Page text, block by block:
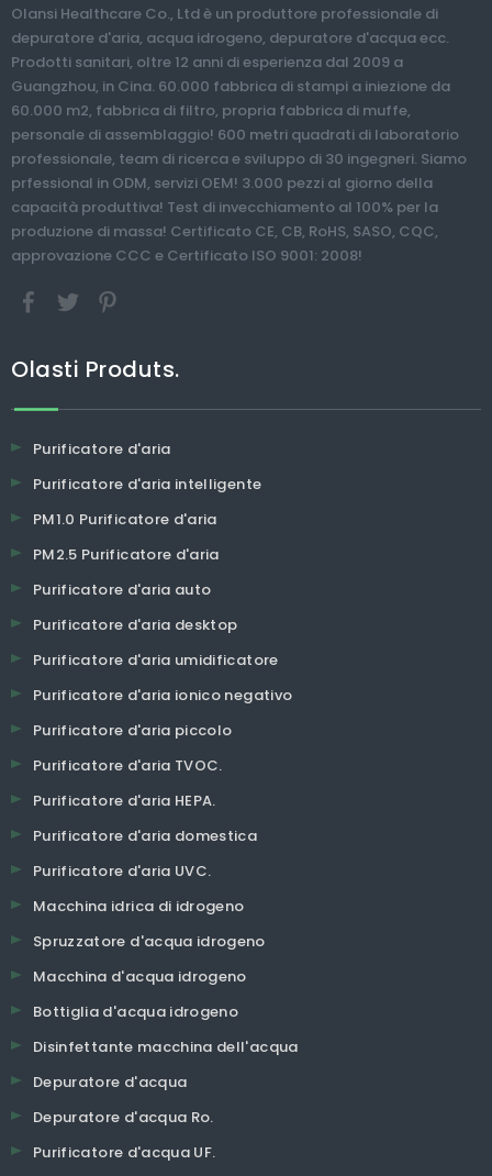
Olansi Healthcare Co., Ltd è un produttore professionale di
depuratore d'aria, acqua idrogeno, depuratore d'acqua ecc.
Prodotti sanitari, oltre 12 anni di esperienza dal 2009 a
Guangzhou, in Cina. 60.000 fabbrica di stampi a iniezione da
60.000 m2, fabbrica di filtro, propria fabbrica di muffe,
personale di assemblaggio! 600 metri quadrati di laboratorio
professionale, team di ricerca e sviluppo di 30 ingegneri. Siamo
prfessional in ODM, servizi OEM! 3.000 pezzi al giorno della
capacità produttiva! Test di invecchiamento al 100% per la
produzione di massa! Certificato CE, CB, RoHS, SASO, CQC,
approvazione CCC e Certificato ISO 9001: 2008!
Olasti Produts.
Purificatore d'aria
Purificatore d'aria intelligente
PM1.0 Purificatore d'aria
PM2.5 Purificatore d'aria
Purificatore d'aria auto
Purificatore d'aria desktop
Purificatore d'aria umidificatore
Purificatore d'aria ionico negativo
Purificatore d'aria piccolo
Purificatore d'aria TVOC.
Purificatore d'aria HEPA.
Purificatore d'aria domestica
Purificatore d'aria UVC.
Macchina idrica di idrogeno
Spruzzatore d'acqua idrogeno
Macchina d'acqua idrogeno
Bottiglia d'acqua idrogeno
Disinfettante macchina dell'acqua
Depuratore d'acqua
Depuratore d'acqua Ro.
Purificatore d'acqua UF.